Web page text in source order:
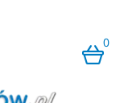
0
​